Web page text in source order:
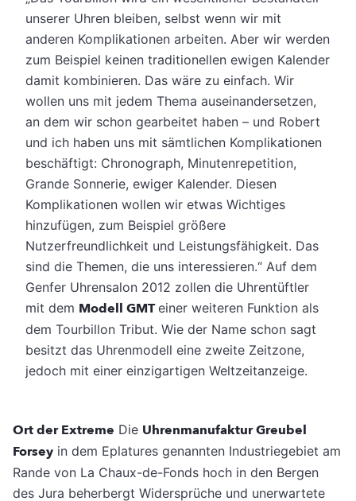
unserer Uhren bleiben, selbst wenn wir mit
anderen Komplikationen arbeiten. Aber wir werden
zum Beispiel keinen traditionellen ewigen Kalender
damit kombinieren. Das wäre zu einfach. Wir
wollen uns mit jedem Thema auseinandersetzen,
an dem wir schon gearbeitet haben – und Robert
und ich haben uns mit sämtlichen Komplikationen
beschäftigt: Chronograph, Minutenrepetition,
Grande Sonnerie, ewiger Kalender. Diesen
Komplikationen wollen wir etwas Wichtiges
hinzufügen, zum Beispiel größere
Nutzerfreundlichkeit und Leistungsfähigkeit. Das
sind die Themen, die uns interessieren.“ Auf dem
Genfer Uhrensalon 2012 zollen die Uhrentüftler
mit dem Modell GMTeiner weiteren Funktion als
dem Tourbillon Tribut. Wie der Name schon sagt
besitzt das Uhrenmodell eine zweite Zeitzone,
jedoch mit einer einzigartigen Weltzeitanzeige.
Ort der Extreme Die Uhrenmanufaktur Greubel
Forsey in dem Eplatures genannten Industriegebiet am
Rande von La Chaux-de-Fonds hoch in den Bergen
des Jura beherbergt Widersprüche und unerwartete